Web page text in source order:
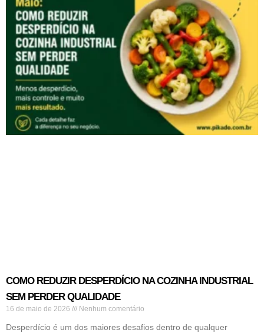
COMO REDUZIR DESPERDÍCIO NA COZINHA INDUSTRIAL
SEM PERDER QUALIDADE
16 de maio de 2026 Nenhum comentário
Desperdício é um dos maiores desafios dentro de qualquer